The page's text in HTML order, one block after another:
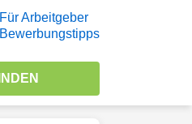
Für Arbeitgeber
Bewerbungstipps